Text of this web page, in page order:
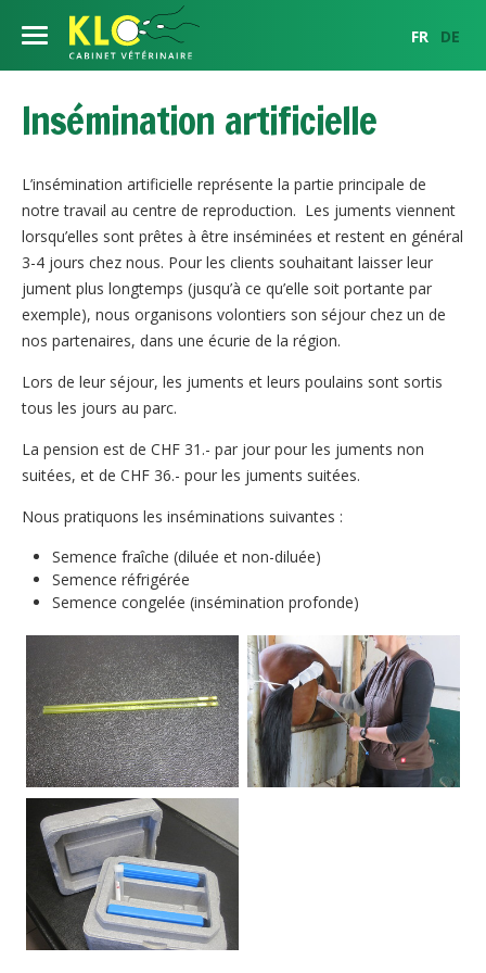
Notre équipe
Centre de reproduction équine
Examen gynécologique
Insémination artificielle
Transfert embryonnaire
Chevaux
Médecine interne
Chirurgie
Imagerie
Orthopédie
Dentisterie
Bovins
Imagerie
Suivi de troupeau
Médecine interne
Chirurgie
Imagerie
Reproduction
Service d'urgences
Etalons
Etalons
Etalons également représentés par le cabinet pour la Suisse
Conditions de saillies
Commande et importation de semence
Conseils de croisement
Partenaires
Infos clientèle
Horaires
Plan d'accès
Actualités
Informations utiles
Chats
Chiens
FR DE
Insémination artificielle
L’insémination artificielle représente la partie principale de
notre travail au centre de reproduction. Les juments viennent
lorsqu’elles sont prêtes à être inséminées et restent en général
3-4 jours chez nous. Pour les clients souhaitant laisser leur
jument plus longtemps (jusqu’à ce qu’elle soit portante par
exemple), nous organisons volontiers son séjour chez un de
nos partenaires, dans une écurie de la région.
Lors de leur séjour, les juments et leurs poulains sont sortis
tous les jours au parc.
La pension est de CHF 31.- par jour pour les juments non
suitées, et de CHF 36.- pour les juments suitées.
Nous pratiquons les inséminations suivantes :
Semence fraîche (diluée et non-diluée)
Semence réfrigérée
Semence congelée (insémination profonde)